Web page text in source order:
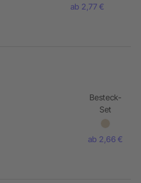
ab 2,77 €
Besteck-
Set
Edelstahl
ab 2,66 €